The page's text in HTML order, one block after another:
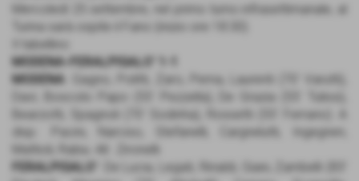
Mercoledì 25 settembre, nel primo turno infrasettimanale, al
Turina sarà ospite il Fano (inizio ore 18:30).
Il tabellino:
MODENA-FERALPISALO' 1-1
MODENA
: Gagno, Politti, Zaro, Perna, Laurenti (70' Varutti),
Davì, Boscolo Papo (55′ Pezzella), De Grazia (55' Tulissi),
Bearzotti, Spagnoli (70′ Sodinha), Rossetti (55′ Ferrario). A
disp.: Pacini, Narciso, Stefanelli, Cargnelutti, Ingegneri,
Mattioli, Rabiu. All.: Zironelli.
FERALPISALO'
: De Lucia, Legati, Rinaldi, Giani, Zambelli (83′